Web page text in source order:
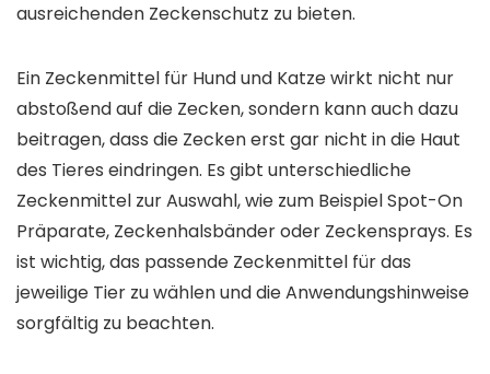
ausreichenden Zeckenschutz zu bieten.
Ein Zeckenmittel für Hund und Katze wirkt nicht nur
abstoßend auf die Zecken, sondern kann auch dazu
beitragen, dass die Zecken erst gar nicht in die Haut
des Tieres eindringen. Es gibt unterschiedliche
Zeckenmittel zur Auswahl, wie zum Beispiel Spot-On
Präparate, Zeckenhalsbänder oder Zeckensprays. Es
ist wichtig, das passende Zeckenmittel für das
jeweilige Tier zu wählen und die Anwendungshinweise
sorgfältig zu beachten.